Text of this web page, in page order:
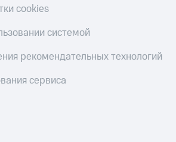
cookies
системой
рекомендательных технологий
сервиса